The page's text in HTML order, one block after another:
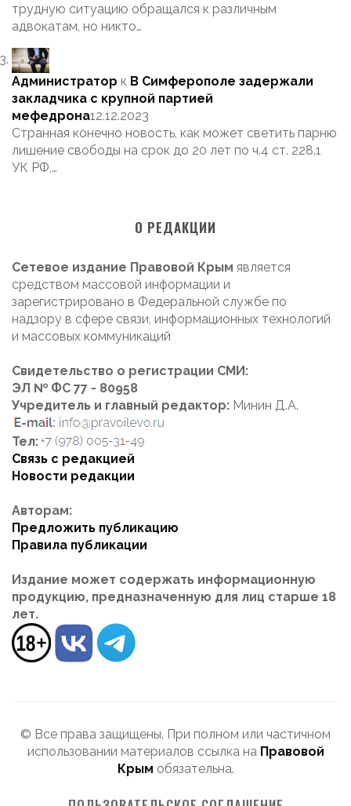
трудную ситуацию обращался к различным
адвокатам, но никто…
Администратор к В Симферополе задержали
закладчика с крупной партией
мефедрона12.12.2023
Странная конечно новость, как может светить парню
лишение свободы на срок до 20 лет по ч.4 ст. 228.1
УК РФ,…
О РЕДАКЦИИ
Сетевое издание Правовой Крым является
средством массовой информации и
зарегистрировано в Федеральной службе по
надзору в сфере связи, информационных технологий
и массовых коммуникаций
Свидетельство о регистрации СМИ:
ЭЛ № ФС 77 - 80958
Учредитель и главный редактор: Минин Д.А.
Тел:
Связь с редакцией
Новости редакции
Авторам:
Предложить публикацию
Правила публикации
Издание может содержать информационную
продукцию, предназначенную для лиц старше 18
лет.
© Все права защищены. При полном или частичном
использовании материалов ссылка на Правовой
Крым обязательна.